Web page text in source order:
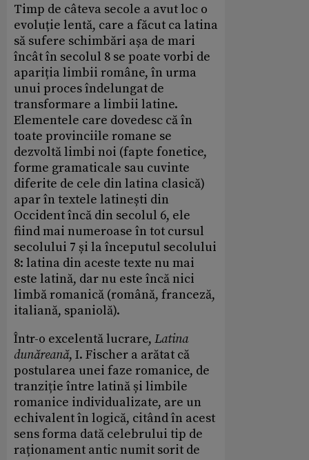
Timp de câteva secole a avut loc o
evoluție lentă, care a făcut ca latina
să sufere schimbări așa de mari
încât în secolul 8 se poate vorbi de
apariția limbii române, în urma
unui proces îndelungat de
transformare a limbii latine.
Elementele care dovedesc că în
toate provinciile romane se
dezvoltă limbi noi (fapte fonetice,
forme gramaticale sau cuvinte
diferite de cele din latina clasică)
apar în textele latinești din
Occident încă din secolul 6, ele
fiind mai numeroase în tot cursul
secolului 7 și la începutul secolului
8: latina din aceste texte nu mai
este latină, dar nu este încă nici
limbă romanică (română, franceză,
italiană, spaniolă).
Într-o excelentă lucrare, Latina
dunăreană, I. Fischer a arătat că
postularea unei faze romanice, de
tranziție între latină și limbile
romanice individualizate, are un
echivalent în logică, citând în acest
sens forma dată celebrului tip de
raționament antic numit sorit de